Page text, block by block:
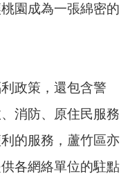
園成為一張綿密的
政策，還包含警
消防、原住民服務
的服務，蘆竹區亦
各網絡單位的駐點